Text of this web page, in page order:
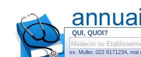
QUI, QUOI?
ex: Muller, 022 9171234, mal